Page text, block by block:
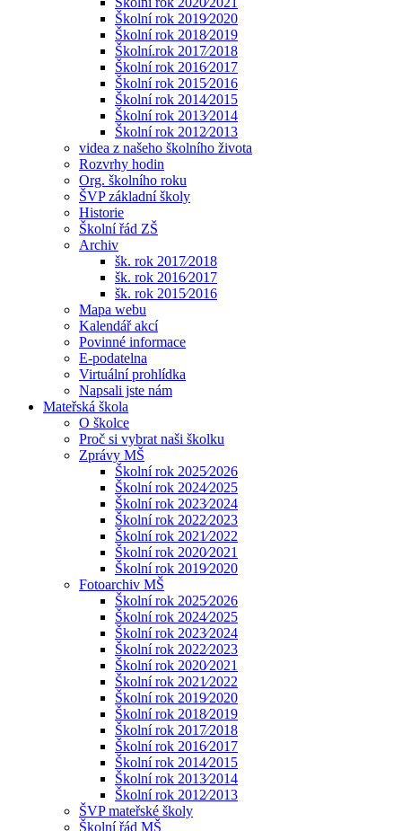
Školní rok 2019⁄2020
Školní rok 2018⁄2019
Školní.rok 2017⁄2018
Školní rok 2016⁄2017
Školní rok 2015⁄2016
Školní rok 2014⁄2015
Školní rok 2013⁄2014
Školní rok 2012⁄2013
videa z našeho školního života
Rozvrhy hodin
Org. školního roku
ŠVP základní školy
Historie
Školní řád ZŠ
Archiv
šk. rok 2017⁄2018
šk. rok 2016⁄2017
šk. rok 2015⁄2016
Mapa webu
Kalendář akcí
Povinné informace
E-podatelna
Virtuální prohlídka
Napsali jste nám
Mateřská škola
O školce
Proč si vybrat naši školku
Zprávy MŠ
Školní rok 2025⁄2026
Školní rok 2024⁄2025
Školní rok 2023⁄2024
Školní rok 2022⁄2023
Školní rok 2021⁄2022
Školní rok 2020⁄2021
Školní rok 2019⁄2020
Fotoarchiv MŠ
Školní rok 2025⁄2026
Školní rok 2024⁄2025
Školní rok 2023⁄2024
Školní rok 2022⁄2023
Školní rok 2020⁄2021
Školní rok 2021⁄2022
Školní rok 2019⁄2020
Školní rok 2018⁄2019
Školní rok 2017⁄2018
Školní rok 2016⁄2017
Školní rok 2014⁄2015
Školní rok 2013⁄2014
Školní rok 2012⁄2013
ŠVP mateřské školy
Školní řád MŠ